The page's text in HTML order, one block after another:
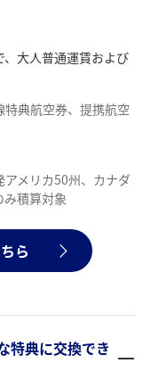
大人普通運賃および
特典航空券、提携航空
メリカ50州、カナダ
積算対象
ら
特典に交換でき